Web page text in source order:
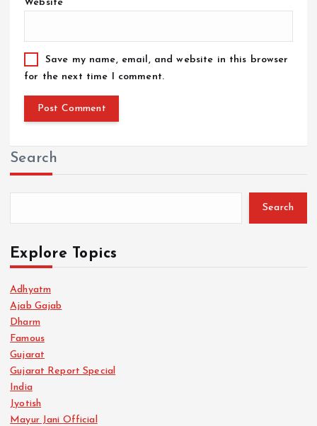
Website
Save my name, email, and website in this browser
for the next time I comment.
Search
Search
Explore Topics
Adhyatm
Ajab Gajab
Dharm
Famous
Gujarat
Gujarat Report Special
India
Jyotish
Mayur Jani Official